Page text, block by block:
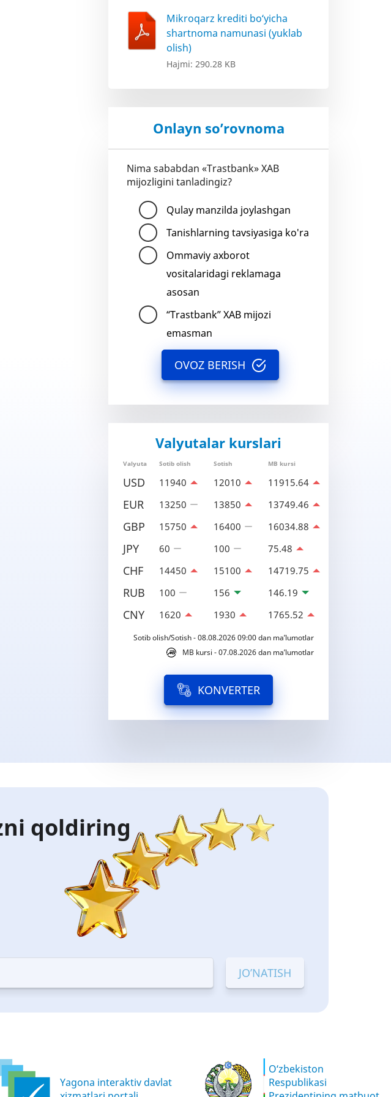
Mikroqarz krediti bo‘yicha
shartnoma namunasi (yuklab
olish)
Hajmi: 290.28 KB
Onlayn so’rovnoma
Nima sababdan «Trastbank» XAB
mijozligini tanladingiz?
Qulay manzilda joylashgan
Tanishlarning tavsiyasiga ko'ra
Ommaviy axborot
vositalaridagi reklamaga
asosan
“Trastbank” XAB mijozi
emasman
OVOZ BERISH
Valyutalar kurslari
Valyuta Sotib olish Sotish MB kursi
USD 11940 12010 11915.64
EUR 13250 13850 13749.46
GBP 15750 16400 16034.88
JPY 60 100 75.48
CHF 14450 15100 14719.75
RUB 100 156 146.19
CNY 1620 1930 1765.52
Sotib olish/Sotish - 08.08.2026 09:00 dan ma’lumotlar
MB kursi - 07.08.2026 dan ma’lumotlar
KONVERTER
qoldiring
Yagona interaktiv davlat
O‘zbekiston
Respublikasi